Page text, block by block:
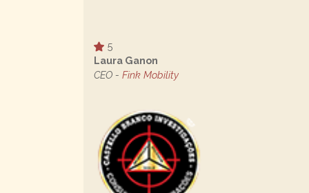
5
Laura Ganon
CEO - Fink Mobility